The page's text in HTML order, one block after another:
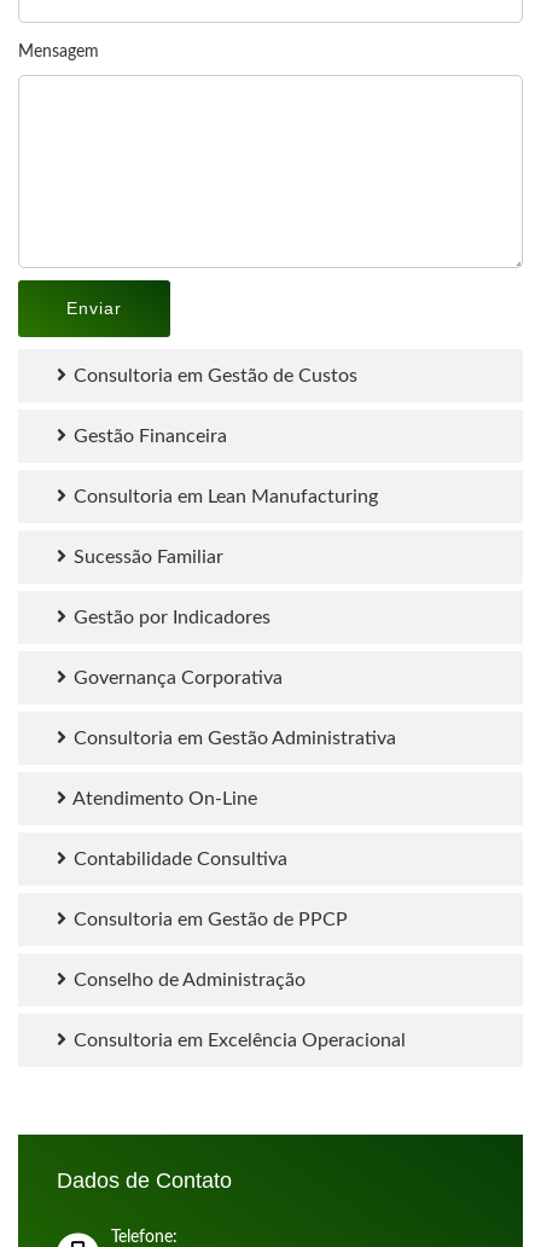
Mensagem
Consultoria em Gestão de Custos
Gestão Financeira
Consultoria em Lean Manufacturing
Sucessão Familiar
Gestão por Indicadores
Governança Corporativa
Consultoria em Gestão Administrativa
Atendimento On-Line
Contabilidade Consultiva
Consultoria em Gestão de PPCP
Conselho de Administração
Consultoria em Excelência Operacional
Dados de Contato
Telefone: